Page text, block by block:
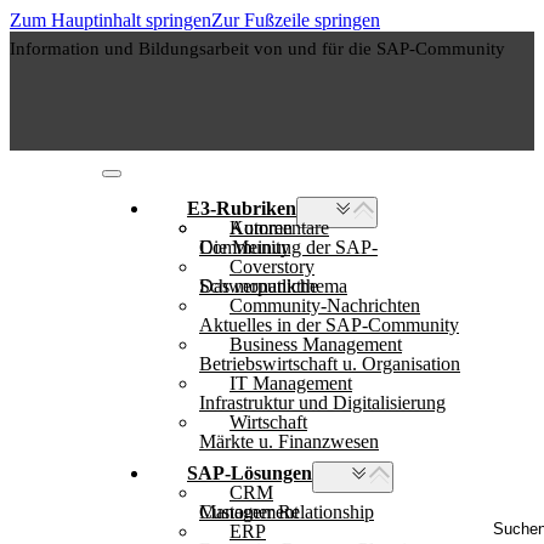
Zum Hauptinhalt springenZur Fußzeile springen
Information und Bildungsarbeit von und für die SAP-Community
E3-Rubriken
Autoren
Kommentare
Die Meinung der SAP-Community
Coverstory
Das monatliche Schwerpunktthema
Community-Nachrichten
Aktuelles in der SAP-Community
Business Management
Betriebswirtschaft u. Organisation
IT Management
Infrastruktur und Digitalisierung
Wirtschaft
Märkte u. Finanzwesen
SAP-Lösungen
CRM
Customer Relationship Management
ERP
..